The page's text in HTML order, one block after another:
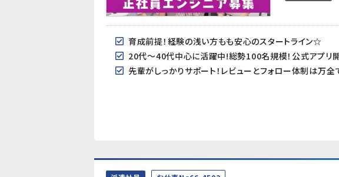
育成前提！経験の浅い方もも安心のスタートライン☆
20代～40代中心に活躍中!総勢100名規模！公式アプリ
先輩がしっかりサポート！レビューとフォロー体制は万全